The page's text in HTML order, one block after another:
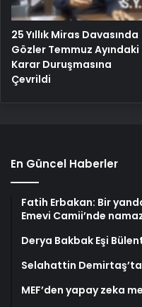
25 Yıllık Miras Davasında
Gözler Temmuz Ayındaki
Karar Duruşmasına
Çevrildi
En Güncel Haberler
Fatih Erbakan: Bir
Emevi Camii’nde
Derya Bakbak Eşi
Selahattin
MEF’den yapay zeka